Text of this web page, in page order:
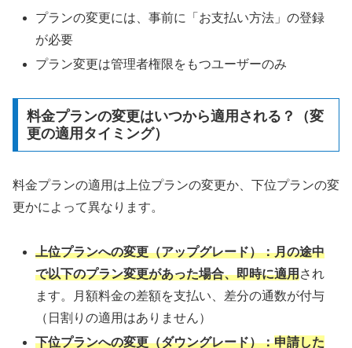
プランの変更には、事前に「お支払い方法」の登録
が必要
プラン変更は管理者権限をもつユーザーのみ
料金プランの変更はいつから適用される？（変
更の適用タイミング）
料金プランの適用は上位プランの変更か、下位プランの変
更かによって異なります。
上位プランへの変更（アップグレード）：月の途中
で以下のプラン変更があった場合、即時に適用され
ます。月額料金の差額を支払い、差分の通数が付与
（日割りの適用はありません）
下位プランへの変更（ダウングレード）：申請した